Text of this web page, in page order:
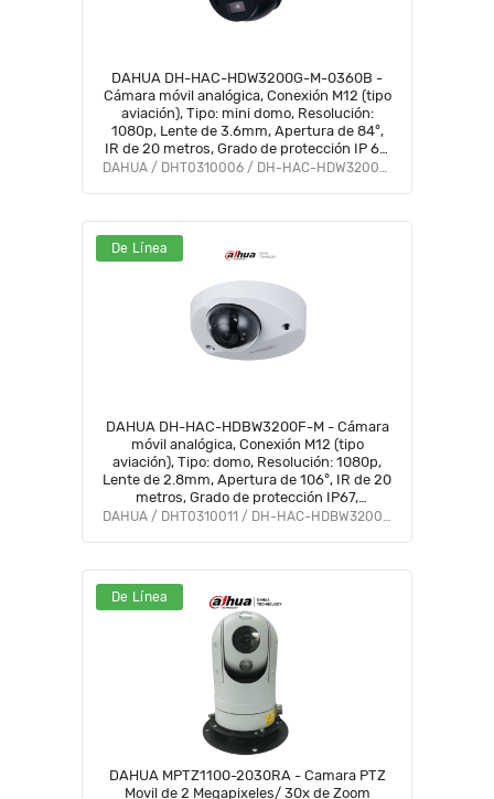
DAHUA DH-HAC-HDW3200G-M-0360B -
Cámara móvil analógica, Conexión M12 (tipo
aviación), Tipo: mini domo, Resolución:
1080p, Lente de 3.6mm, Apertura de 84°,
IR de 20 metros, Grado de protección IP 67,
Micrófono integrado, Material metálico DAHUA / DHT0310006 / DH-HAC-HDW3200GN-M-0360B-S5
De Línea
DAHUA DH-HAC-HDBW3200F-M - Cámara
móvil analógica, Conexión M12 (tipo
aviación), Tipo: domo, Resolución: 1080p,
Lente de 2.8mm, Apertura de 106°, IR de 20
metros, Grado de protección IP67,
Micrófono Integrado, Material metálico
DAHUA / DHT0310011 / DH-HAC-HDBW3200FN-M
De Línea
DAHUA MPTZ1100-2030RA - Camara PTZ
Movil de 2 Megapixeles/ 30x de Zoom